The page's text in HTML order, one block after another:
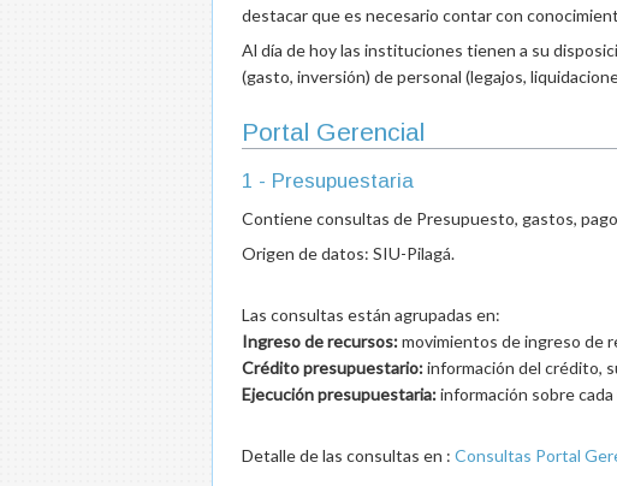
destacar que es necesario contar con
Al día de hoy las instituciones tienen a su
(gasto, inversión) de personal (legajos,
Portal Gerencial
1 - Presupuestaria
Contiene consultas de Presupuesto, gastos,
Origen de datos: SIU-Pilagá.
Las consultas están agrupadas en:
Ingreso de recursos:movimientos de ingreso de
Crédito presupuestario:información del crédito,
Ejecución presupuestaria:información sobre
Detalle de las consultas en : Consultas Portal